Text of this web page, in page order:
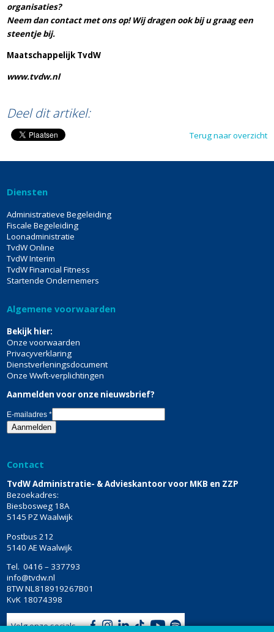
organisaties?
Neem dan contact met ons op!Wij dragen ook bij u graag een
steentje bij.
Maatschappelijk TvdW
www.tvdw.nl
Deel dit artikel:
Terug naar overzicht
Diensten
Administratieve Begeleiding
Fiscale Begeleiding
Loonadministratie
TvdW Online
TvdW Interim
TvdW Financial Fitness
Startende Ondernemers
Algemene voorwaarden
Bekijk hier:
Onze voorwaarden
Privacyverklaring
Dienstverleningsdocument
Onze Wwft-verplichtingen
Aanmelden voor onze nieuwsbrief?
E-mailadres*
Contact
TvdW Administratie- & Advieskantoor voor MKB en ZZP
Bezoekadres:
Biesbosweg 18A
5145 PZ Waalwijk
Postbus 212
5140 AE Waalwijk
Tel. 0416 – 337793
info@tvdw.nl
BTWNL818919267B01
KvK 18074398
Volg onze socials